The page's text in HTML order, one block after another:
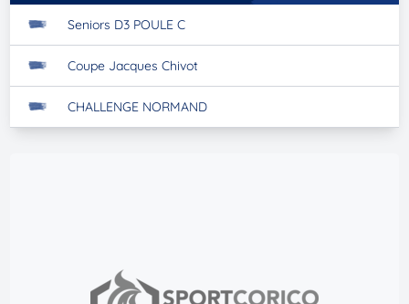
Seniors D3 POULE C
Coupe Jacques Chivot
CHALLENGE NORMAND